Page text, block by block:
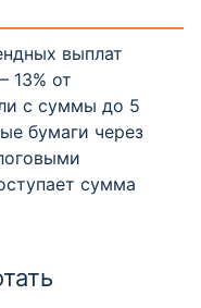
выплат
13% от
с суммы до 5
бумаги через
сумма